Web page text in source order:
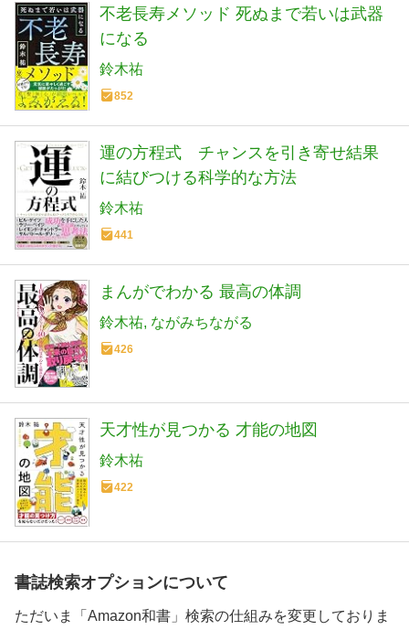
不老長寿メソッド 死ぬまで若いは武器
になる
鈴木祐
852
運の方程式 チャンスを引き寄せ結果
に結びつける科学的な方法
鈴木祐
441
まんがでわかる 最高の体調
鈴木祐 ながみちながる
426
天才性が見つかる 才能の地図
鈴木祐
422
書誌検索オプションについて
ただいま「Amazon和書」検索の仕組みを変更しておりま